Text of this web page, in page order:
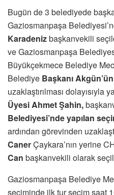
Bugün de 3 belediyede
Gaziosmanpaşa
Karadenizbaşkanvekili
ve Gaziosmanpaşa
Büyükçekmece Belediye
Belediye Başkanı Akgün’ün
uzaklaştırılması dolayısıyla
Üyesi Ahmet Şahin,
Belediyesi’nde yapılan
ardından görevinden
CanerÇaykara’nın yerine
Can başkanvekili olarak
Gaziosmanpaşa Belediye
seçiminde ilk tur seçim saat